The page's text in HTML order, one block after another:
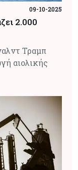
09-10-2025
2.000
Τραμπ
αιολικής